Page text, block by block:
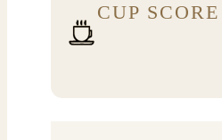
CUP SCORE